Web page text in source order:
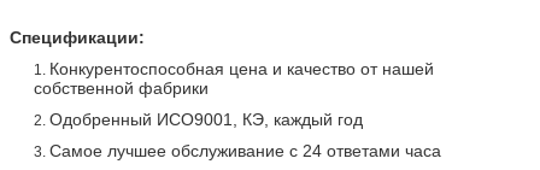
Спецификации:
1. Конкурентоспособная цена и качество от нашей
собственной фабрики
2. Одобренный ИСО9001, КЭ, каждый год
3. Самое лучшее обслуживание с 24 ответами часа